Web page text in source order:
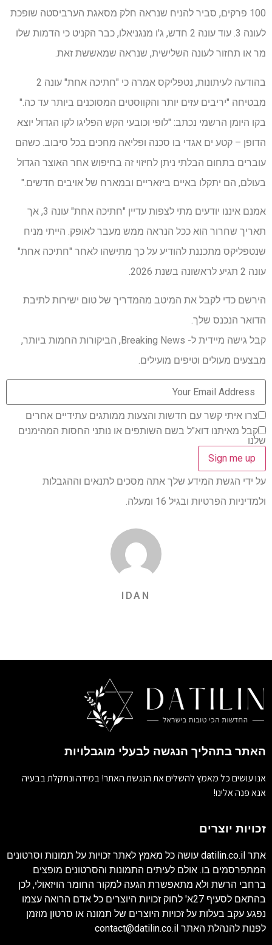
100 פרקים, סביר להניח שנראה חלק מסאגת הערביסטה שופכת
לעונה 3. עוד עונה 2 חדש, ג'ו מנגניאלו, כבר הקניט כי הדמות שלו
מר או תחזור לעונה השלישית, שנראה שמאששת זאת.
בהודעה לעיתונות, נטפליקס אמרה כי "חתיכה אחת" עונה 2
מבטיחה "יריבים עזים יותר והקווסטים המסוכנים ביותר עד כה."
בקו היומן הרשמי נכתב: "לופי וכובעי הקש הפליגו לקו הגדול יוצא
הדופן – קטע ים אגדי בו סכנה ופליאה מחכים בכל סיבוב. כשהם
עוברים בתחום הבלתי ניתן לחיזוי זה בחיפוש אחר האוצר הגדול
בעולם, הם יתקלו באיים ביזאריים ובמארח של אויבים חדשים."
אמנם איננו יודעים מתי לצפות עדיין "חתיכה אחת" עונה 3, אך
תאריך שחרור הוא ככל הנראה ממש מעבר לאופק. הייתי מניח
שנטפליקס מתכננת להודיע על כך מתישהו לאחר "חתיכה אחת"
עונה 2 תגיע לראשונה בשנת 2026.
הירשם כדי לקבל את המיטב מהמדריך של טום ישירות לתיבת
הדואר הנכנס שלך.
קבל גישה מיידית ל- Breaking News, הביקורות החמות ביותר,
מבצעים מעולים וטיפים מועילים.
צרו איתי קשר עם חדשות והצעות ממותגים עתידיים אחרים
קבל מאיתנו דוא"ל בשם השותפים או נותני החסות המהימנים
שלנו
על ידי הגשת המידע שלך אתה מסכים לתנאים וההגבלות
ולמדיניות הפרטיות ובגיל 16 ומעלה.
IDAN
האתר בתהליך הנגשה לבעלי מוגבלויות
אנו עושים כל מאמץ להשלים את הנגשת האתר! במידה ונתקלת בבעיה
אנא פנה אלינו!
זכויות יוצרים
אתר datilin.co.il עושה כל מאמץ לאתר זכויות על תמונות וסרטונים
המתפרסמים בו. אולם לעיתים התמונות והסרטונים מופצים
ברחבי הרשת ולא מתאפשרת הגעה למקור החומר הויזאולי, לכן
בהתאם לסעיף 27א' לחוק זכויות היוצרים כל אדם הרואה עצמו
נפגע עקב בעלות על זכויות היוצרים של תמונה או סרטון מוזמן
לפנות להנהלת האתר contact@datilin.co.il